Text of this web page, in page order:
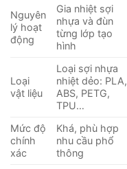
Nguyên
lý hoạt
động
Gia nhiệt sợi
nhựa và đùn
từng lớp tạo
hình
Loại
vật liệu
Loại sợi nhựa
nhiệt dẻo: PLA,
ABS, PETG,
TPU…
Mức độ
chính
xác
Khá, phù hợp
nhu cầu phổ
thông